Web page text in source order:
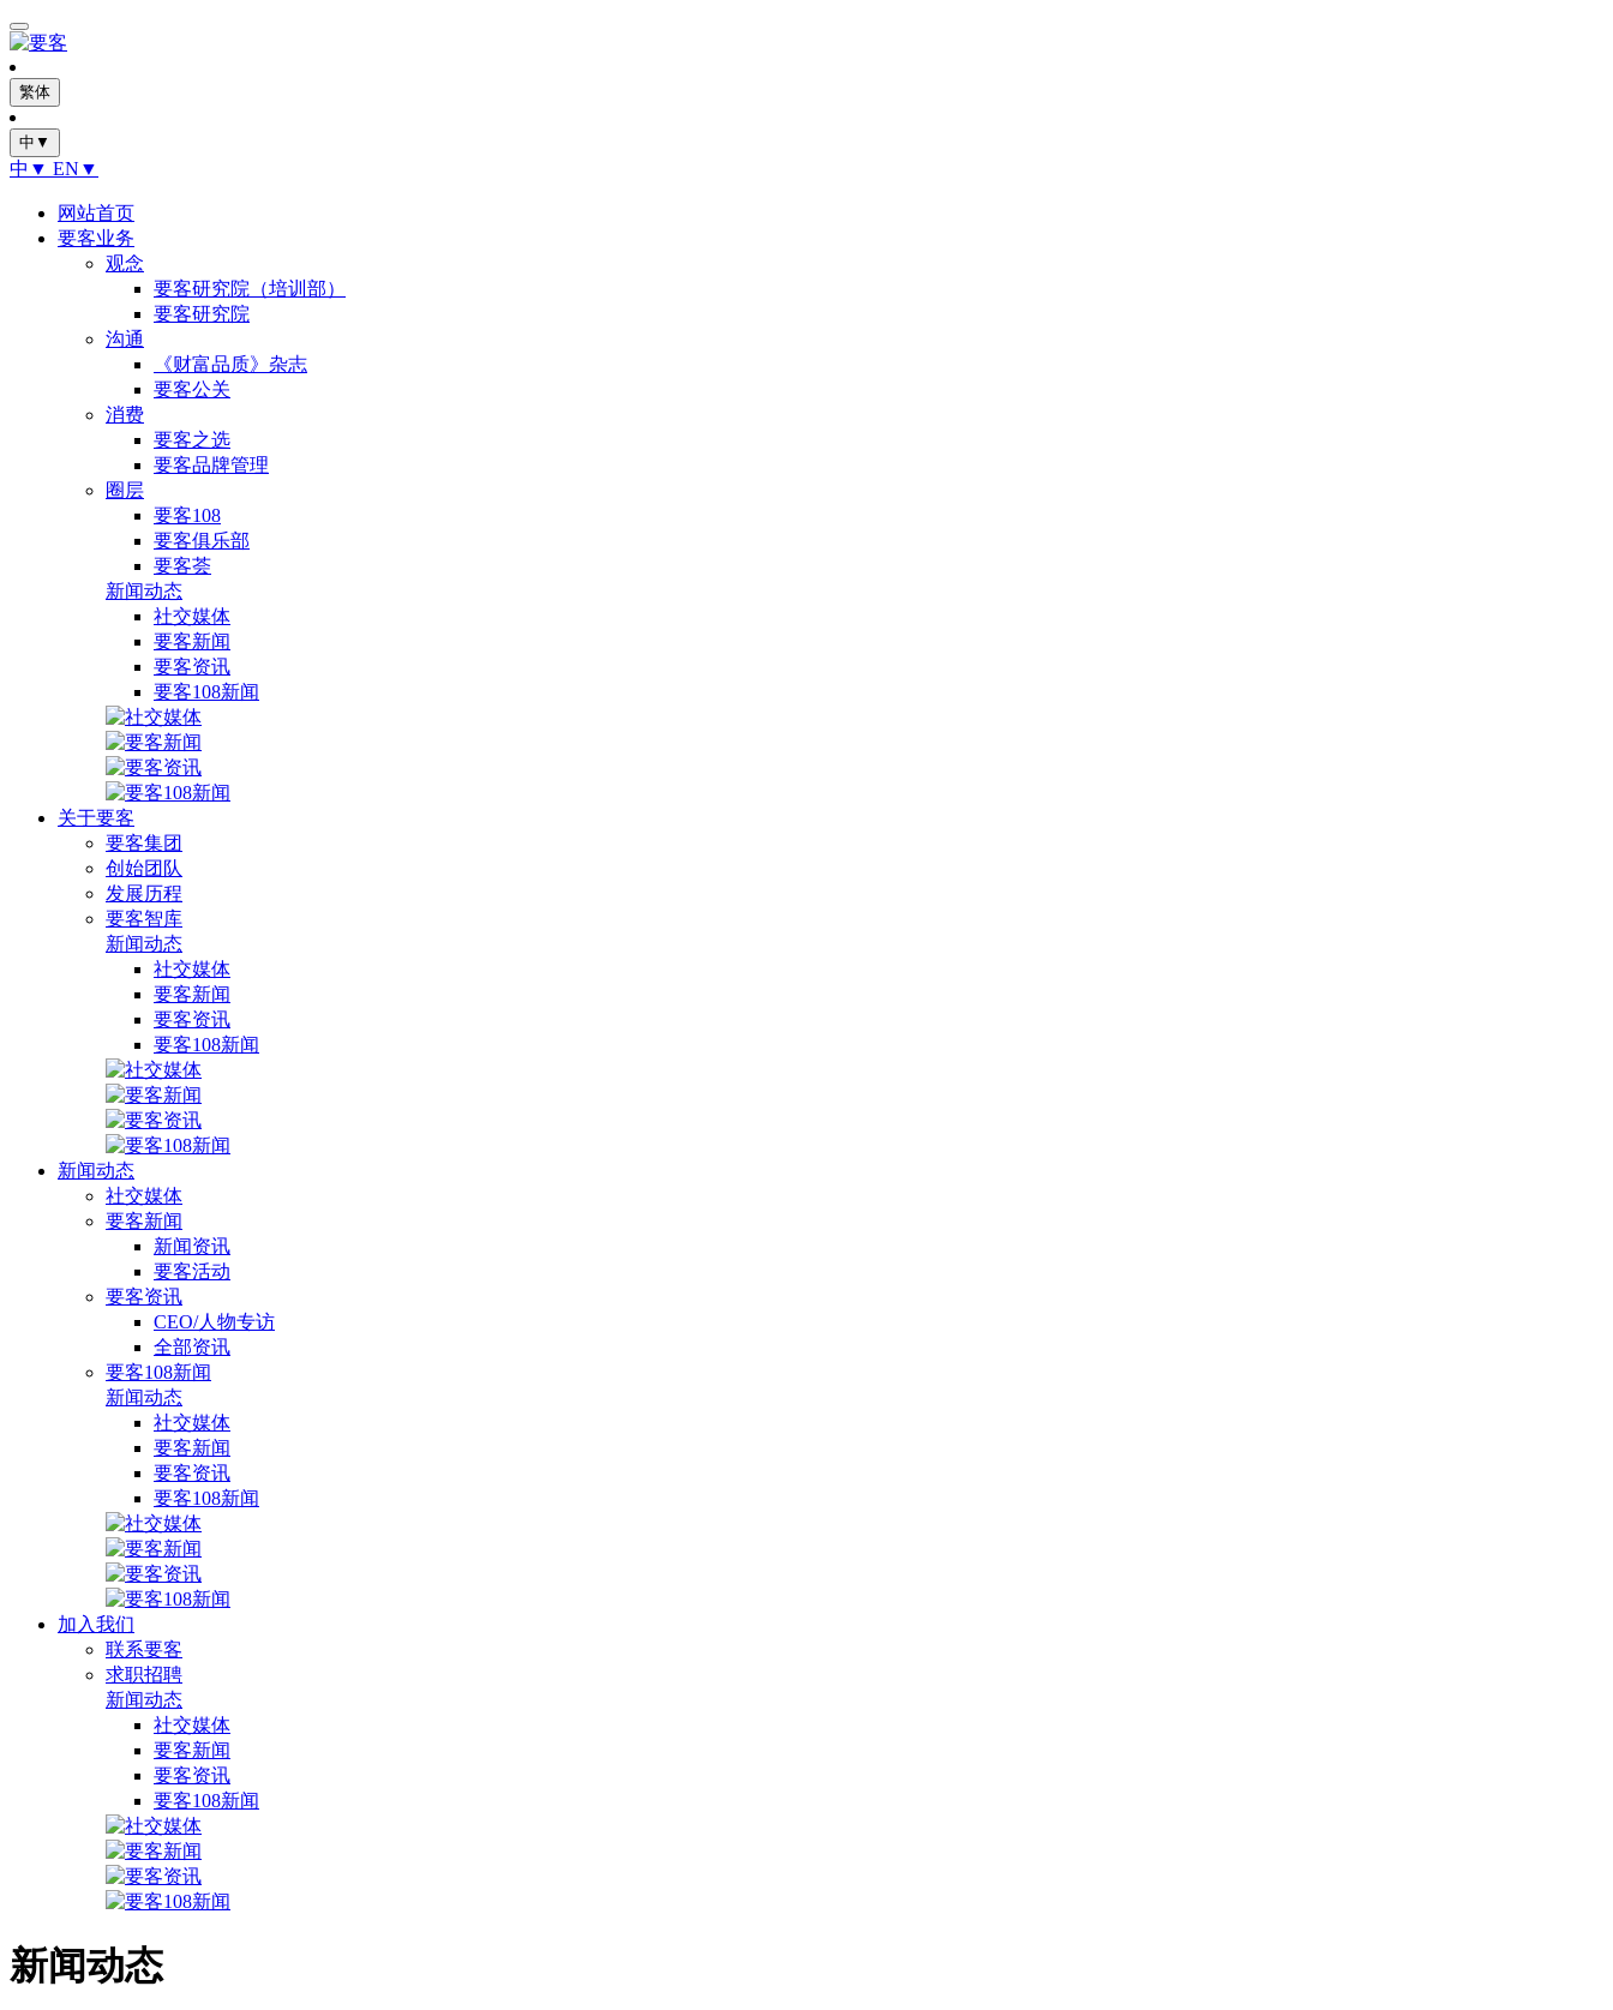
繁体
中▼
中▼ EN▼
网站首页
要客业务
观念
要客研究院（培训部）
要客研究院
沟通
《财富品质》杂志
要客公关
消费
要客之选
要客品牌管理
圈层
要客108
要客俱乐部
要客荟
新闻动态
社交媒体
要客新闻
要客资讯
要客108新闻
关于要客
要客集团
创始团队
发展历程
要客智库
新闻动态
社交媒体
要客新闻
要客资讯
要客108新闻
新闻动态
社交媒体
要客新闻
新闻资讯
要客活动
要客资讯
CEO/人物专访
全部资讯
要客108新闻
新闻动态
社交媒体
要客新闻
要客资讯
要客108新闻
加入我们
联系要客
求职招聘
新闻动态
社交媒体
要客新闻
要客资讯
要客108新闻
新闻动态